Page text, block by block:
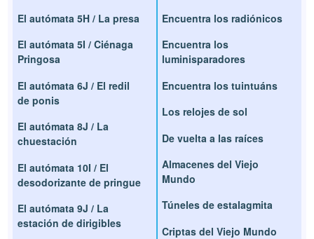
El autómata 5H / La presa
El autómata 5I / Ciénaga
Pringosa
El autómata 6J / El redil
de ponis
El autómata 8J / La
chuestación
El autómata 10I / El
desodorizante de pringue
El autómata 9J / La
estación de dirigibles
Encuentra los radiónicos
Encuentra los
luminisparadores
Encuentra los tuintuáns
Los relojes de sol
De vuelta a las raíces
Almacenes del Viejo
Mundo
Túneles de estalagmita
Criptas del Viejo Mundo